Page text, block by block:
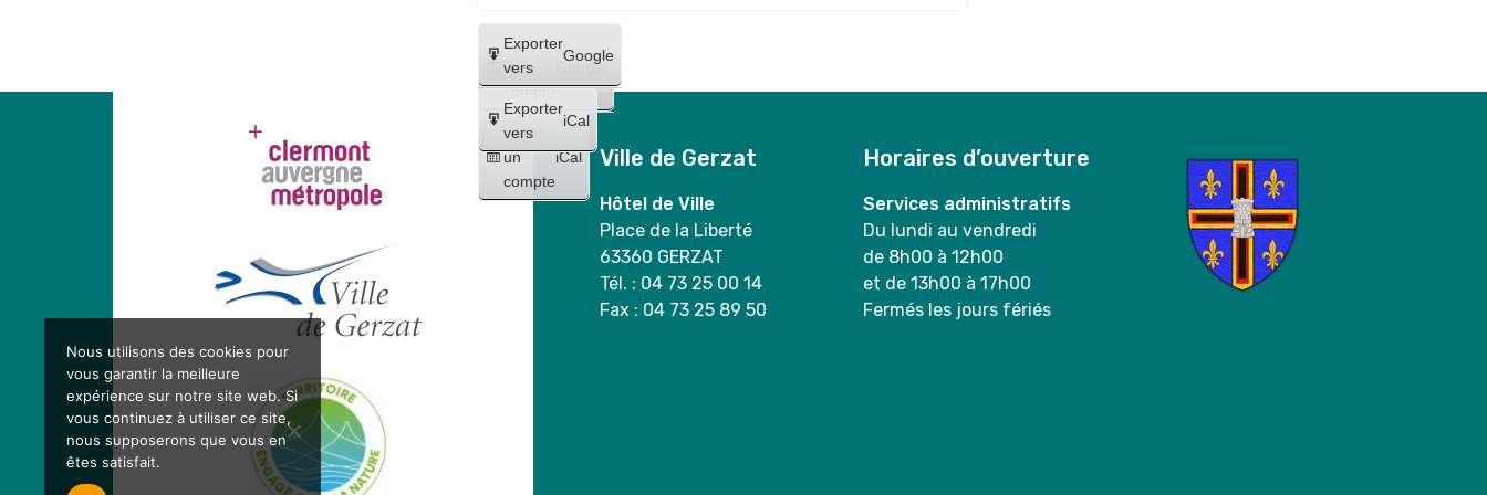
Créer
un
compte
Google
Créer
un
compte
iCal
Exporter
vers
Google
Exporter
vers
iCal
Ville de Gerzat
Hôtel de Ville
Place de la Liberté
63360 GERZAT
Tél. : 04 73 25 00 14
Fax : 04 73 25 89 50
Horaires d’ouverture
Services administratifs
Du lundi au vendredi
de 8h00 à 12h00
et de 13h00 à 17h00
Fermés les jours fériés
Nous utilisons des cookies pour
vous garantir la meilleure
expérience sur notre site web. Si
vous continuez à utiliser ce site,
nous supposerons que vous en
êtes satisfait.